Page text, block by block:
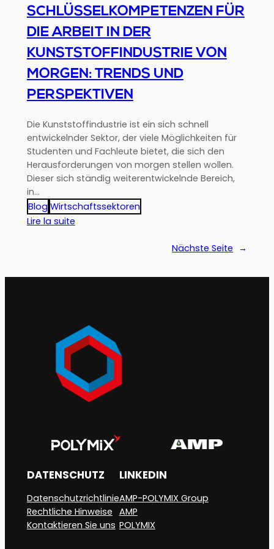
SCHLÜSSELKOMPETENZEN FÜR
DIE ARBEIT IN DER
KUNSTSTOFFINDUSTRIE VON
MORGEN: TRENDS UND
PERSPEKTIVEN
Die Kunststoffindustrie ist ein sich schnell
entwickelnder Sektor, der viele Möglichkeiten für
Studenten und Fachleute bietet, die sich den
Herausforderungen von morgen stellen wollen.
Dieser sich ständig weiterentwickelnde Bereich,
in…
Blog Wirtschaftssektoren
Lire la suite:
Arbeit
von
morgen:
Trends
Perspektiven
Nächste Seite →
DATENSCHUTZ
Datenschutzrichtlinie
Rechtliche Hinweise
Kontaktieren Sie uns
LINKEDIN
AMP-POLYMIX Group
AMP
POLYMIX